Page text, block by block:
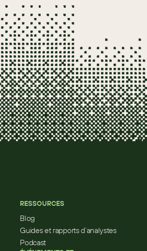
RESSOURCES
Blog
Guides et rapports d’analystes
Podcast